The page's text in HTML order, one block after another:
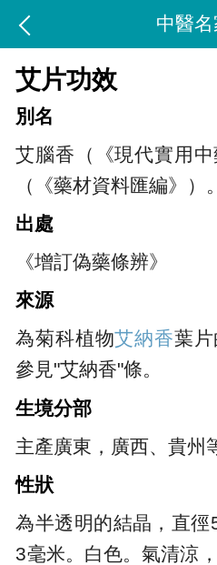
中醫名
艾片功效
別名
艾腦香（《現代實用
（《藥材資料匯編》）。
出處
《增訂偽藥條辨》
來源
為菊科植物艾納香葉
參見"艾納香"條。
生境分部
主產廣東，廣西、貴州
性狀
為半透明的結晶，直徑
3毫米。白色。氣清涼